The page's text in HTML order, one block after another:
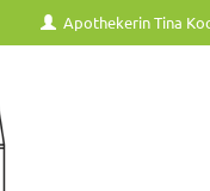
Apothekerin Tina